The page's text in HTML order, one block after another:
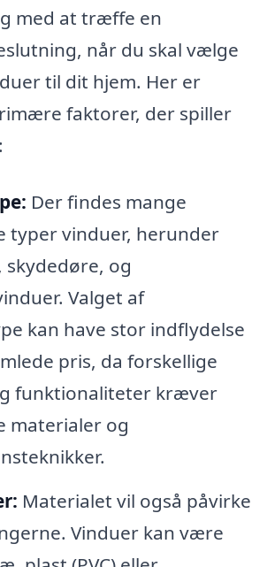
med at træffe en
når du skal vælge
til dit hjem. Her er
faktorer, der spiller
Der findes mange
typer vinduer, herunder
og
Valget af
kan have stor indflydelse
pris, da forskellige
funktionaliteter kræver
materialer og
Materialet vil også påvirke
Vinduer kan være